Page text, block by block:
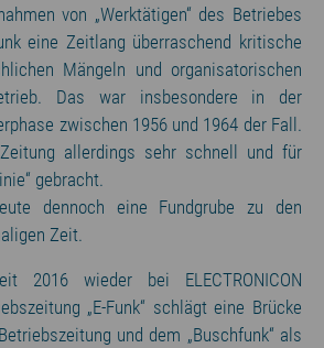
von „Werktätigen“ des Betriebes
eine Zeitlang überraschend kritische
Mängeln und organisatorischen
Das war insbesondere in der
zwischen 1956 und 1964 der Fall.
allerdings sehr schnell und für
gebracht.
dennoch eine Fundgrube zu den
Zeit.
2016 wieder bei ELECTRONICON
„E-Funk“ schlägt eine Brücke
und dem „Buschfunk“ als